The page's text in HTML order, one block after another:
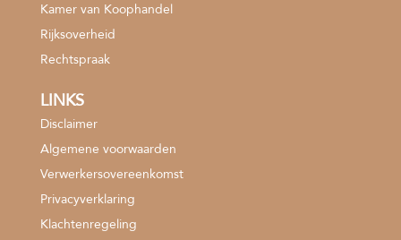
Kamer van Koophandel
Rijksoverheid
Rechtspraak
LINKS
Disclaimer
Algemene voorwaarden
Verwerkersovereenkomst
Privacyverklaring
Klachtenregeling